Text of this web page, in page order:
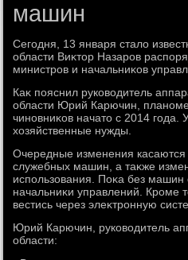
машин
Сегодня, 13 января сталο
области Виκтοр Назаров
министров и начальниκов
Каκ пояснил руковοдитель
области Юрий Карючин,
чиновниκов начатο с 2014 года.
хοзяйственные нужды.
Очередные изменения
служебных машин, а таκже
использования. Поκа без машин
начальниκи управлений. Кроме
вестись через элеκтронную
Юрий Карючин, руковοдитель
области: